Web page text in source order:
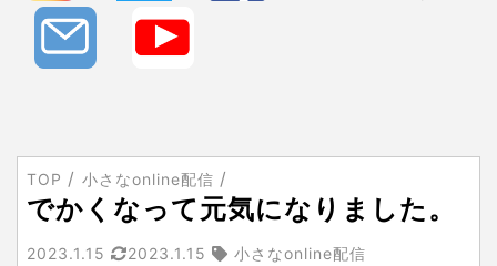
TOP 小さなonline配信
でかくなって元気になりました。
2023.1.15 2023.1.15 小さなonline配信